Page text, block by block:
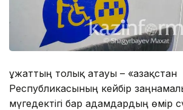
Құжаттың толық атауы – «Қазақстан
Республикасының кейбір
мүгедектігі бар адамдардың өмір